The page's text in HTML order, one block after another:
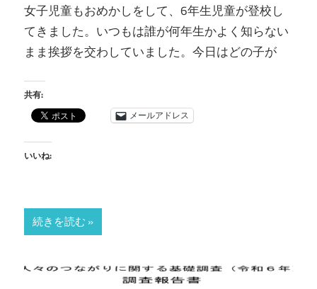
女子児童もおめかしをして、6年生児童が登校し
てきました。いつもは誰が何年生かよく知らない
まま挨拶を交わしていました。今日はどの子が
共有:
メールアドレス
いいね:
続きを読む